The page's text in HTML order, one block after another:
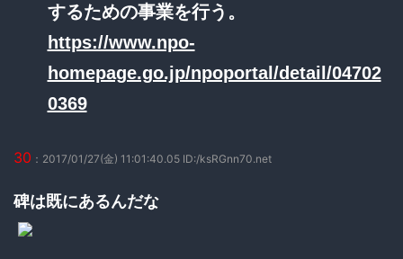
するための事業を行う。
https://www.npo-
homepage.go.jp/npoportal/detail/04702
0369
30 ：2017/01/27(金) 11:01:40.05 ID:/ksRGnn70.net
碑は既にあるんだな